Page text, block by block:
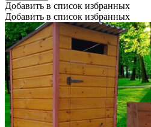
Добавить в список избранных
Добавить в список избранных